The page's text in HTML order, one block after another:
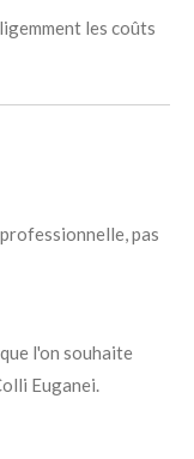
les coûts
pas
l'on souhaite
Euganei.